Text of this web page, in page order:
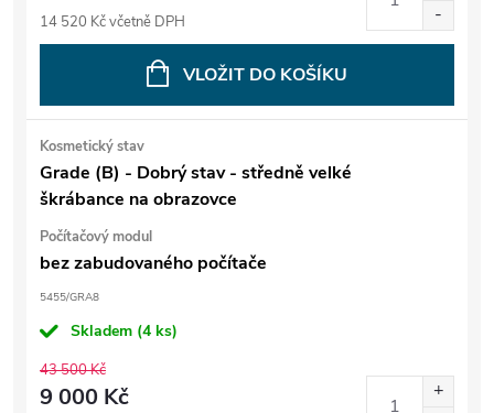
14 520 Kč včetně DPH
VLOŽIT DO KOŠÍKU
Kosmetický stav
Grade (B) - Dobrý stav - středně velké
škrábance na obrazovce
Počítačový modul
bez zabudovaného počítače
5455/GRA8
Skladem (4 ks)
43 500 Kč
9 000 Kč